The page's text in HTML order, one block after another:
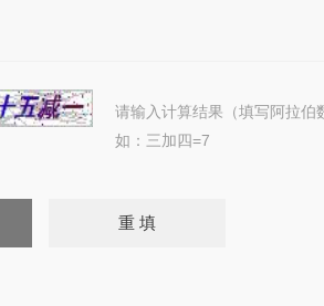
请输入计算结果（填写阿拉伯
如：三加四=7